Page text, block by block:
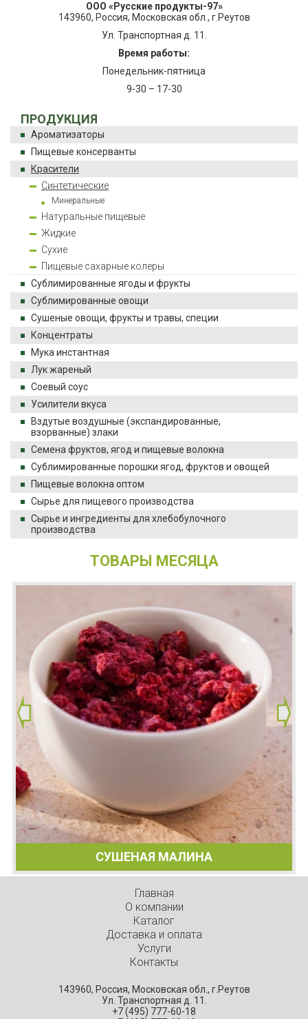
ПРОДУКЦИЯ
Ароматизаторы
Пищевые консерванты
Красители
Синтетические
Минеральные
Натуральные пищевые
Жидкие
Сухие
Пищевые сахарные колеры
Сублимированные ягоды и фрукты
Сублимированные овощи
Сушеные овощи, фрукты и травы, специи
Концентраты
Мука инстантная
Лук жареный
Соевый соус
Усилители вкуса
Вздутые воздушные (экспандированные,
взорванные) злаки
Семена фруктов, ягод и пищевые волокна
Сублимированные порошки ягод, фруктов и овощей
Пищевые волокна оптом
Сырье для пищевого производства
Сырье и ингредиенты для хлебобулочного
производства
ТОВАРЫ МЕСЯЦА
СУШЕНАЯ МАЛИНА
ООО «Русские продукты-97»
143960, Россия, Московская обл., г.Реутов
Ул. Транспортная д. 11.
Время работы:
Понедельник-пятница
9-30 – 17-30
Главная
О компании
Каталог
Доставка и оплата
Услуги
Контакты
143960, Россия, Московская обл., г.Реутов
Ул. Транспортная д. 11.
+7 (495) 777-60-18